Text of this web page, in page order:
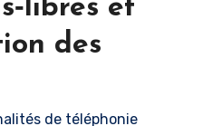
et
des
de téléphonie